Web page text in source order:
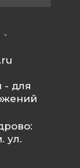
- для
ул.